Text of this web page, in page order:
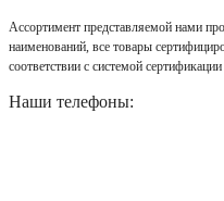
Ассортимент представляемой нами
наименований, все товары
соответствии с системой
Наши телефоны: